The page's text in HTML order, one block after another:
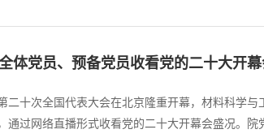
体党员、预备党员收看党的二十大开
二十次全国代表大会在北京隆重开幕，材料科学
通过网络直播形式收看党的二十大开幕会盛况。